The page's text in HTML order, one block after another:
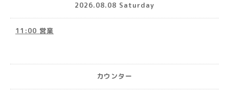
2026.08.08 Saturday
11:00 営業
カウンター